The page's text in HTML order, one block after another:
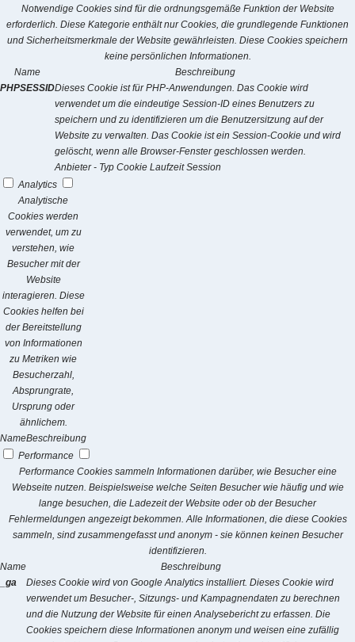
Notwendige Cookies sind für die ordnungsgemäße Funktion der Website
erforderlich. Diese Kategorie enthält nur Cookies, die grundlegende Funktionen
und Sicherheitsmerkmale der Website gewährleisten. Diese Cookies speichern
keine persönlichen Informationen.
Name
Beschreibung
PHPSESSIDDieses Cookie ist für PHP-Anwendungen. Das Cookie wird
verwendet um die eindeutige Session-ID eines Benutzers zu
speichern und zu identifizieren um die Benutzersitzung auf der
Website zu verwalten. Das Cookie ist ein Session-Cookie und wird
gelöscht, wenn alle Browser-Fenster geschlossen werden.
Anbieter - Typ Cookie Laufzeit Session
Analytics
Analytische
Cookies werden
verwendet, um zu
verstehen, wie
Besucher mit der
Website
interagieren. Diese
Cookies helfen bei
der Bereitstellung
von Informationen
zu Metriken wie
Besucherzahl,
Absprungrate,
Ursprung oder
ähnlichem.
NameBeschreibung
Performance
Performance Cookies sammeln Informationen darüber, wie Besucher eine
Webseite nutzen. Beispielsweise welche Seiten Besucher wie häufig und wie
lange besuchen, die Ladezeit der Website oder ob der Besucher
Fehlermeldungen angezeigt bekommen. Alle Informationen, die diese Cookies
sammeln, sind zusammengefasst und anonym - sie können keinen Besucher
identifizieren.
Name
Beschreibung
_ga
Dieses Cookie wird von Google Analytics installiert. Dieses Cookie wird
verwendet um Besucher-, Sitzungs- und Kampagnendaten zu berechnen
und die Nutzung der Website für einen Analysebericht zu erfassen. Die
Cookies speichern diese Informationen anonym und weisen eine zufällig